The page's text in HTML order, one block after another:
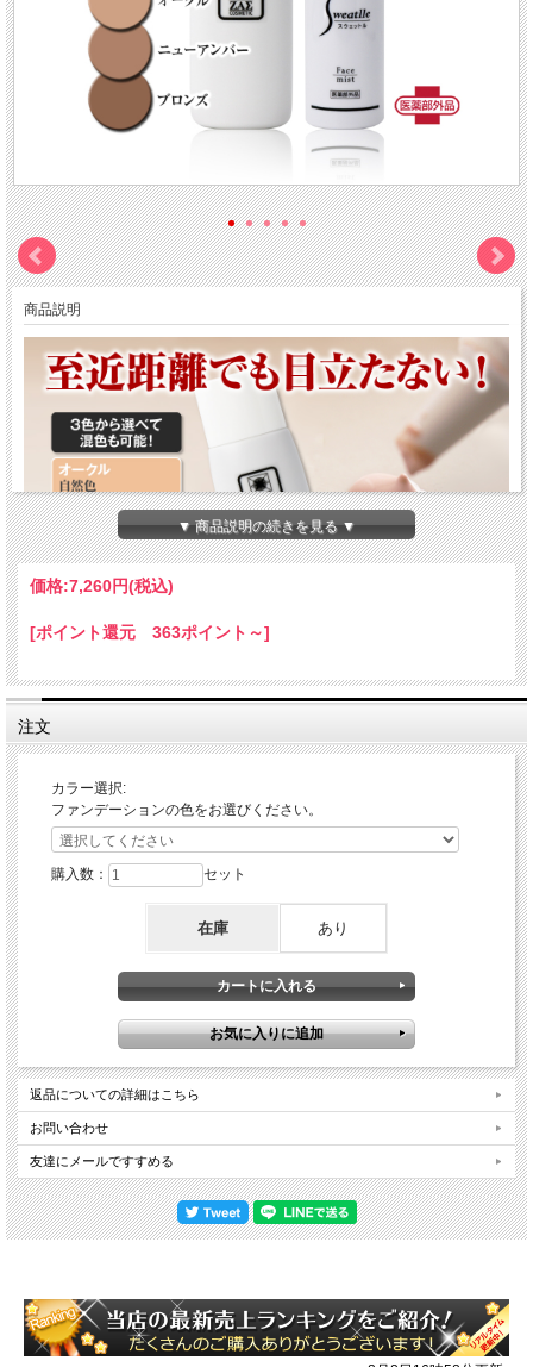
商品説明
■ メイクをナチュラルにキメる大人気のファンデーション
ット。
■ リキッドタイプで簡単に使えて、自然な仕上がりの水ファ
ンデーション。
■ メイクの上から使える薬用スプレーがしつこい汗を抑え、
サラサラ肌を長時間キープ。
■ 薬用スプレーが過剰な皮脂を吸収しメイク崩れを防止。ナ
チュラルメイクが長持ちします。
［広告文責］日本ブレーンキャピタル株式会社 03-5464-0010
［販売］ザスインターナショナル
［区分］・ビズファインカラー：日本製/化粧品 ・スウェットル：日
本製/医薬部外品
▼ 商品説明の続きを見る ▼
価格:7,260円(税込)
[ポイント還元 363ポイント～]
注文
カラー選択:
ファンデーションの色をお選びください。
購入数： セット
在庫 あり
返品についての詳細はこちら
お問い合わせ
友達にメールですすめる